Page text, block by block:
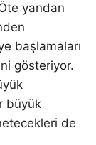
yandan
başlamaları
gösteriyor.
büyük
de